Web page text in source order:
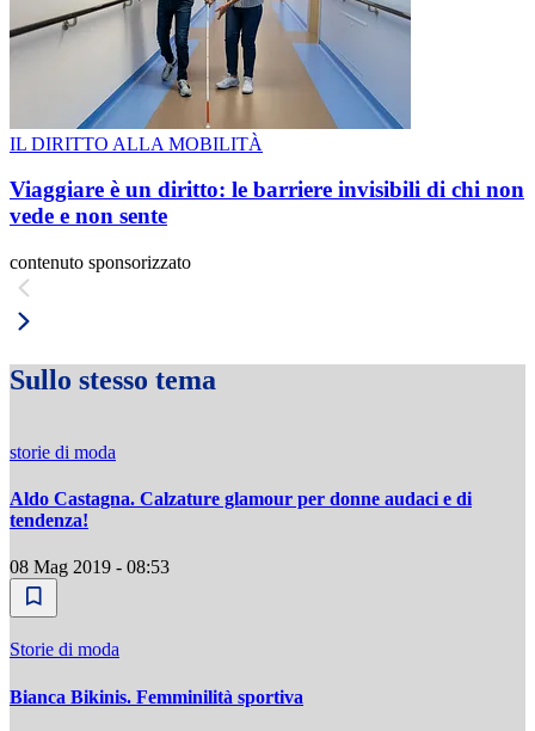
IL DIRITTO ALLA MOBILITÀ
Viaggiare è un diritto: le barriere invisibili di chi non
vede e non sente
contenuto sponsorizzato
Sullo stesso tema
storie di moda
Aldo Castagna. Calzature glamour per donne audaci e di
tendenza!
08 Mag 2019 - 08:53
Storie di moda
Bianca Bikinis. Femminilità sportiva